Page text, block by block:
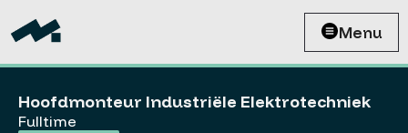
Menu
Hoofdmonteur Industriële Elektrotechniek
Fulltime